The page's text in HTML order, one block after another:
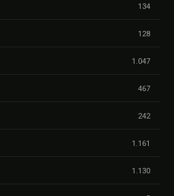
134
128
1.047
467
242
1.161
1.130